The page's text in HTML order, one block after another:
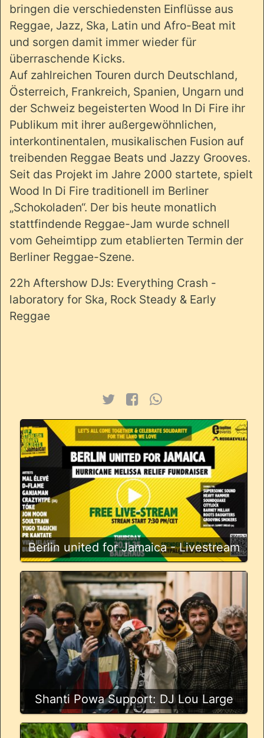
bringen die verschiedensten Einflüsse aus
Reggae, Jazz, Ska, Latin und Afro-Beat mit
und sorgen damit immer wieder für
überraschende Kicks.
Auf zahlreichen Touren durch Deutschland,
Österreich, Frankreich, Spanien, Ungarn und
der Schweiz begeisterten Wood In Di Fire ihr
Publikum mit ihrer außergewöhnlichen,
interkontinentalen, musikalischen Fusion auf
treibenden Reggae Beats und Jazzy Grooves.
Seit das Projekt im Jahre 2000 startete, spielt
Wood In Di Fire traditionell im Berliner
„Schokoladen“. Der bis heute monatlich
stattfindende Reggae-Jam wurde schnell
vom Geheimtipp zum etablierten Termin der
Berliner Reggae-Szene.
22h Aftershow DJs: Everything Crash -
laboratory for Ska, Rock Steady & Early
Reggae
Berlin united for Jamaica - Livestream
Shanti Powa Support: DJ Lou Large